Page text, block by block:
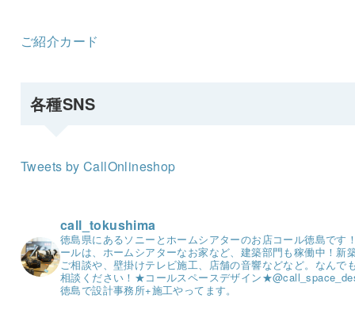
ご紹介カード
各種SNS
Tweets by CallOnlineshop
call_tokushima
徳島県にあるソニーとホームシアターのお店コール徳島です
ールは、ホームシアターなお家など、建築部門も稼働中！ 新
ご相談や、壁掛けテレビ施工、店舗の音響などなど。 なんで
相談ください！ ★コールスペースデザイン★
徳島で設計事務所+施工やってます。